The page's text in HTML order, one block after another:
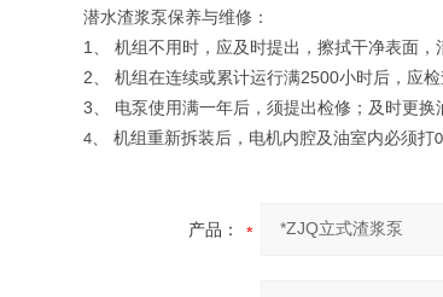
潜水渣浆泵保养与维修：
1 、 机组不用时，应及时提出，擦拭干净表面，
2、 机组在连续或累计运行满2500小时后，应
3、
电泵使用满一年后，须提出检修；及时更换
4、 机组重新拆装后，电机内腔及油室内必须打
产品：